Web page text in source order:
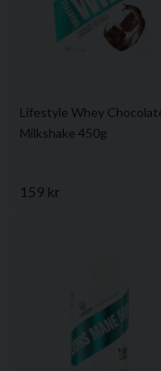
Lifestyle Whey
Milkshake 450g
159 kr